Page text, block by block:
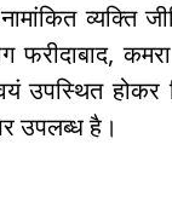
व्यक्ति
फरीदाबाद,
होकर
उपलब्ध है।